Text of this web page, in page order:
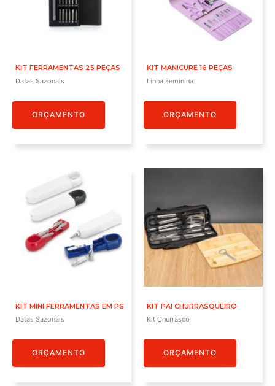
KIT FERRAMENTAS 25 PEÇAS
Datas Sazonais
ORÇAMENTO
KIT MANICURE 16 PEÇAS
Linha Feminina
ORÇAMENTO
KIT MINI FERRAMENTAS EM PS
Datas Sazonais
ORÇAMENTO
KIT PAI CHURRASQUEIRO
Kit Churrasco
ORÇAMENTO